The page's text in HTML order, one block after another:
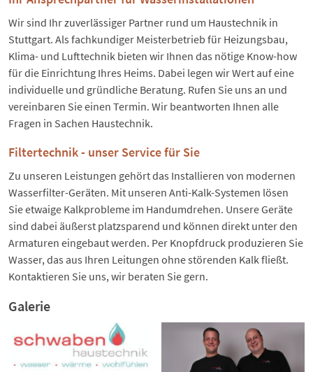
Wir sind Ihr zuverlässiger Partner rund um Haustechnik in
Stuttgart. Als fachkundiger Meisterbetrieb für Heizungsbau,
Klima- und Lufttechnik bieten wir Ihnen das nötige Know-how
für die Einrichtung Ihres Heims. Dabei legen wir Wert auf eine
individuelle und gründliche Beratung. Rufen Sie uns an und
vereinbaren Sie einen Termin. Wir beantworten Ihnen alle
Fragen in Sachen Haustechnik.
Filtertechnik - unser Service für Sie
Zu unseren Leistungen gehört das Installieren von modernen
Wasserfilter-Geräten. Mit unseren Anti-Kalk-Systemen lösen
Sie etwaige Kalkprobleme im Handumdrehen. Unsere Geräte
sind dabei äußerst platzsparend und können direkt unter den
Armaturen eingebaut werden. Per Knopfdruck produzieren Sie
Wasser, das aus Ihren Leitungen ohne störenden Kalk fließt.
Kontaktieren Sie uns, wir beraten Sie gern.
Galerie